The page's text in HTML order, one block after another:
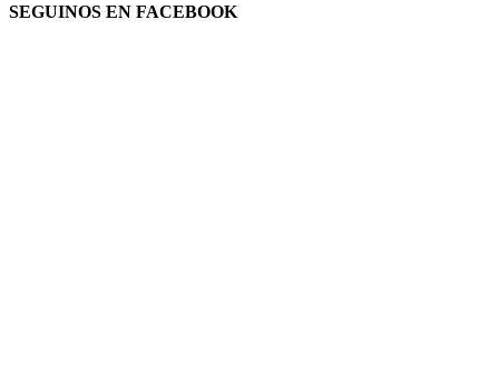
SEGUINOS EN FACEBOOK